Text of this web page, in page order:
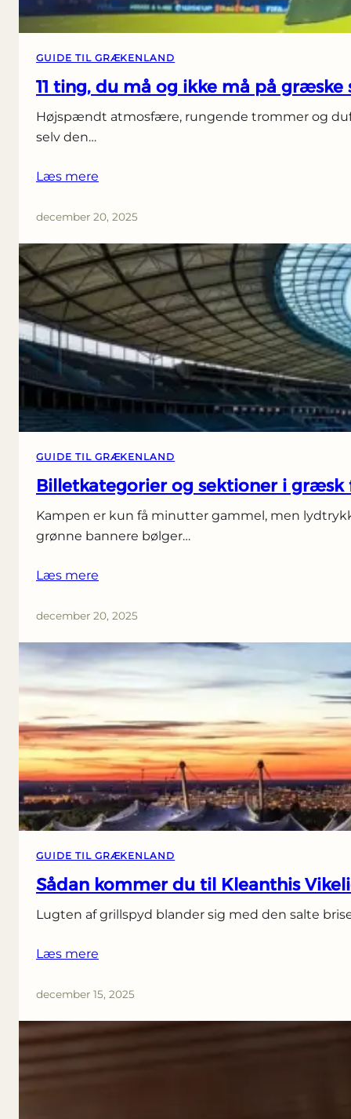
GUIDE TIL GRÆKENLAND
11 ting, du må og ikke må på græske
Højspændt atmosfære, rungende trommer og
selv den…
Læs mere
december 20, 2025
GUIDE TIL GRÆKENLAND
Billetkategorier og sektioner i
Kampen er kun få minutter gammel, men
grønne bannere bølger…
Læs mere
december 20, 2025
GUIDE TIL GRÆKENLAND
Sådan kommer du til Kleanthis
Lugten af grillspyd blander sig med den salte
Læs mere
december 15, 2025